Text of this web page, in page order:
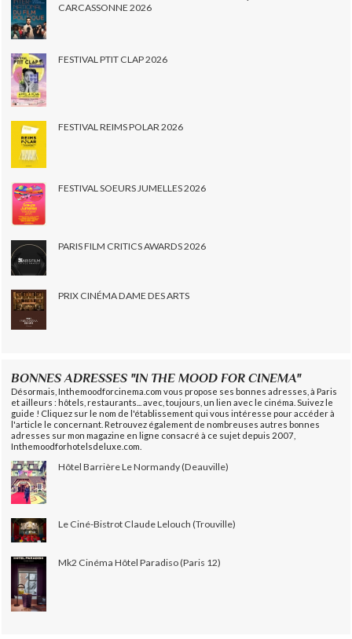
CARCASSONNE 2026
FESTIVAL PTIT CLAP 2026
FESTIVAL REIMS POLAR 2026
FESTIVAL SOEURS JUMELLES 2026
PARIS FILM CRITICS AWARDS 2026
PRIX CINÉMA DAME DES ARTS
BONNES ADRESSES "IN THE MOOD FOR CINEMA"
Désormais, Inthemoodforcinema.com vous propose ses bonnes adresses, à Paris
et ailleurs : hôtels, restaurants... avec, toujours, un lien avec le cinéma. Suivez le
guide ! Cliquez sur le nom de l'établissement qui vous intéresse pour accéder à
l'article le concernant. Retrouvez également de nombreuses autres bonnes
adresses sur mon magazine en ligne consacré à ce sujet depuis 2007,
Inthemoodforhotelsdeluxe.com.
Hôtel Barrière Le Normandy (Deauville)
Le Ciné-Bistrot Claude Lelouch (Trouville)
Mk2 Cinéma Hôtel Paradiso (Paris 12)